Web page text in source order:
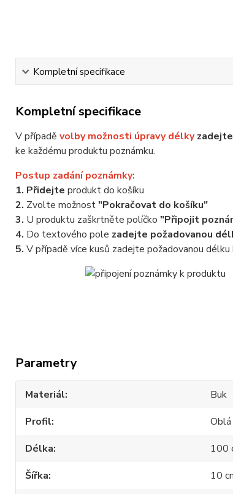
Kompletní specifikace
Kompletní specifikace
V případě volby možnosti úpravy délkyzadejte
ke každému produktu poznámku.
Postup zadání poznámky:
1. Přidejte produkt do košíku
2. Zvolte možnost"Pokračovat do košíku"
3. U produktu zaškrtněte políčko "Připojit
4. Do textového pole zadejte požadovanou
5. V případě více kusů zadejte požadovanou délku
Parametry
Materiál
Buk
Profil
Oblá
Délka
100
Šířka
10